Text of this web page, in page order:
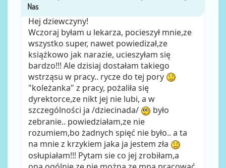
Hej dziewczyny!
Wczoraj byłam u lekarza, pocieszył mnie,ze
wszystko super, nawet powiedizał,ze
książkowo jak narazie, ucieszyłam się
bardzo!!! Ale dzisiaj dostałam takiego
wstrząsu w pracy.. rycze do tej pory
"koleżanka" z pracy, pożaliła się
dyrektorce,ze nikt jej nie lubi, a w
szczególności ja /dziecinada/
było
zebranie.. powiedziałam,ze nie
rozumiem,bo żadnych spięć nie było.. a ta
na mnie z krzykiem jaka ja jestem zła
osłupiałam!!! Pytam sie co jej zrobiłam,a